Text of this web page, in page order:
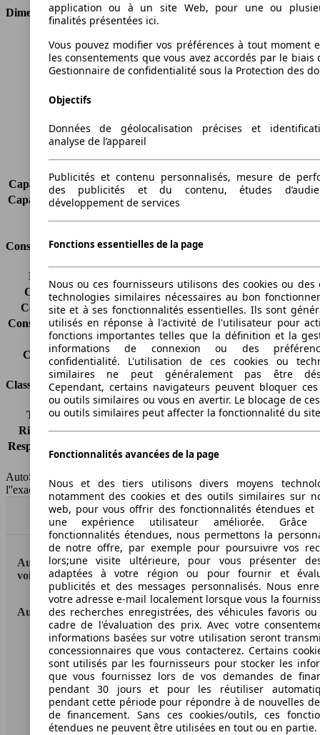
Dimensions
Longueur
3950 mm
Hauteur
1481 mm
Largeur
1722 mm
Poids maximum
Charge maximale
Portes
Capacité de remorquage (sans freins) -
Capacité de remorquage (avec freins)
Consommation
Émissions de CO2*
Consommation (ville)
7.5 l/100km
Consommation (route)
4.6 l/100km
Consommation (combinée)* 5.6 l/100km
Classe d'émissions
Euro 5
Capacité du réservoir
45 l
Classes d'assurance
Tous risques
-
Risques partiels
-
Responsabilité civile
HSN/TSN
n.c./n.c.
AutoScout24 France SAS décline toute responsabilité concernant
l''exactitude des indications fournies.
Haut
AutoScout24: la plus grande plateforme en ligne de
voitures en Europe
AutoScout24
A propos d'AutoScout24
Conditions d'utilisation
Informations légales
Protection des données
application ou à un site Web, pour une ou
finalités présentées ici.
Vous pouvez modifier vos préférences à tout moment
les consentements que vous avez accordés par le biais
Gestionnaire de confidentialité sous la Protection des
Objectifs
Données de géolocalisation précises et
analyse de l’appareil
Publicités et contenu personnalisés, mesure de
des publicités et du contenu, études
développement de services
Fonctions essentielles de la page
Nous ou ces fournisseurs utilisons des cookies ou des
technologies similaires nécessaires au bon
site et à ses fonctionnalités essentielles. Ils sont
utilisés en réponse à l'activité de l'utilisateur pour
fonctions importantes telles que la définition et la
informations de connexion ou des
confidentialité. L'utilisation de ces cookies ou
similaires ne peut généralement pas être
Cependant, certains navigateurs peuvent bloquer ces
ou outils similaires ou vous en avertir. Le blocage de
ou outils similaires peut affecter la fonctionnalité du
Fonctionnalités avancées de la page
Nous et des tiers utilisons divers moyens
notamment des cookies et des outils similaires sur
web, pour vous offrir des fonctionnalités étendues et
une expérience utilisateur améliorée.
fonctionnalités étendues, nous permettons la
de notre offre, par exemple pour poursuivre vos
lors;une visite ultérieure, pour vous présenter
adaptées à votre région ou pour fournir et
publicités et des messages personnalisés. Nous
votre adresse e-mail localement lorsque vous la
des recherches enregistrées, des véhicules favoris
cadre de l'évaluation des prix. Avec votre
informations basées sur votre utilisation seront
concessionnaires que vous contacterez. Certains
sont utilisés par les fournisseurs pour stocker les
que vous fournissez lors de vos demandes de
pendant 30 jours et pour les réutiliser
pendant cette période pour répondre à de nouvelles
de financement. Sans ces cookies/outils, ces
étendues ne peuvent être utilisées en tout ou en partie.